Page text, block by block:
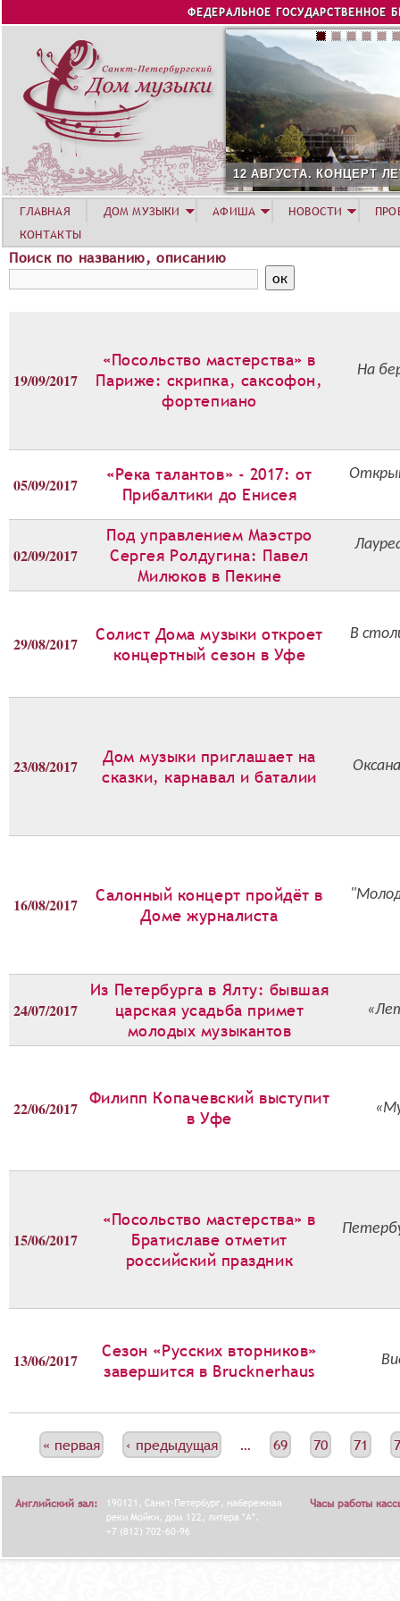
Jump to navigation
ФЕДЕРАЛЬНОЕ ГОСУДАРСТВЕННОЕ
12 АВГУСТА. КОНЦЕРТ
Поиск по названию, описанию
19/09/2017
«Посольство мастерства» в
Париже: скрипка, саксофон,
фортепиано
На
05/09/2017
«Река талантов» - 2017: от
Прибалтики до Енисея
02/09/2017
Под управлением Маэстро
Сергея Ролдугина: Павел
Милюков в Пекине
29/08/2017
Солист Дома музыки откроет
концертный сезон в Уфе
В
23/08/2017
Дом музыки приглашает на
сказки, карнавал и баталии
16/08/2017
Салонный концерт пройдёт в
Доме журналиста
24/07/2017
Из Петербурга в Ялту: бывшая
царская усадьба примет
молодых музыкантов
22/06/2017
Филипп Копачевский выступит
в Уфе
15/06/2017
«Посольство мастерства» в
Братиславе отметит
российский праздник
13/06/2017
Сезон «Русских вторников»
завершится в Brucknerhaus
Р
И
« первая ‹ предыдущая … 69 70 71
ГЛАВНАЯ ДОМ МУЗЫКИ АФИША НОВОСТИ
КОНТАКТЫ
Английский зал:
190121, Санкт-Петербург, набережная
реки Мойки, дом 122, литера "А".
+7 (812) 702-60-96
Часы работы